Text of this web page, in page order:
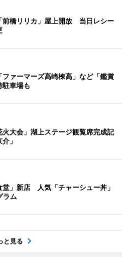
前橋リリカ」屋上開放 当日レシー
ファーマーズ高崎棟高」など「鑑賞
駐車場も
火大会」湖上ステージ観覧席完成記
」
堂」新店 人気「チャーシュー丼」
ラム
と見る